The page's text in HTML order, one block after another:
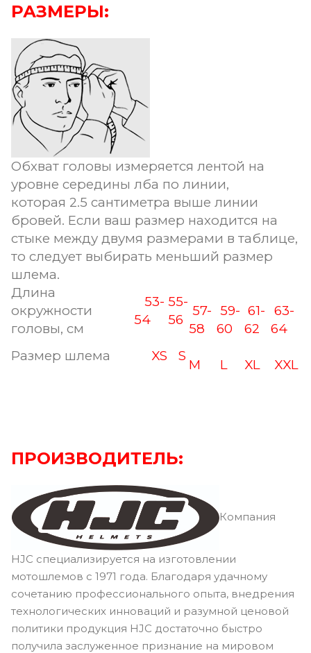
РАЗМЕРЫ:
Обхват головы измеряется лентой на
уровне середины лба по линии,
которая 2.5 сантиметра выше линии
бровей. Если ваш размер находится на
стыке между двумя размерами в таблице,
то следует выбирать меньший размер
шлема.
Длина
окружности
головы, см
53-
54
55-
56
57-
58
59-
60
61-
62
63-
64
Размер шлема
XS S
M L XL XXL
ПРОИЗВОДИТЕЛЬ:
Компания
HJC специализируется на изготовлении
мотошлемов с 1971 года. Благодаря удачному
сочетанию профессионального опыта, внедрения
технологических инноваций и разумной ценовой
политики продукция HJC достаточно быстро
получила заслуженное признание на мировом